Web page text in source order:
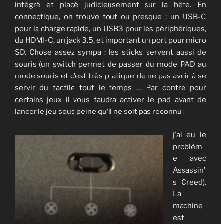
intégré et placé judicieusement sur la bête. En
connectique, on trouve tout ou presque : un USB-C
pour la charge rapide, un USB3 pour les périphériques,
du HDMI-C, un jack 3.5, et important un port pour micro
SD. Chose assez sympa : les sticks servent aussi de
souris (un switch permet de passer du mode PAD au
mode souris et c’est très pratique de ne pas avoir à se
servir du tactile tout le temps … Par contre pour
certains jeux il vous faudra activer le pad avant de
lancer le jeu sous peine qu’il ne soit pas reconnu :
j’ai eu le
problèm
e avec
Assassin’
s Creed).
La
machine
est